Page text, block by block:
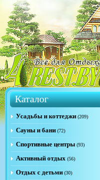
Каталог
Усадьбы и коттеджи (209)
Сауны и бани (72)
Спортивные центры (93)
Активный отдых (56)
Отдых с детьми (30)